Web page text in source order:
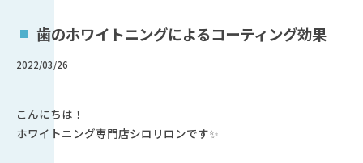
歯のホワイトニングによるコーティング効果
2022/03/26
こんにちは！
ホワイトニング専門店シロリロンです✨